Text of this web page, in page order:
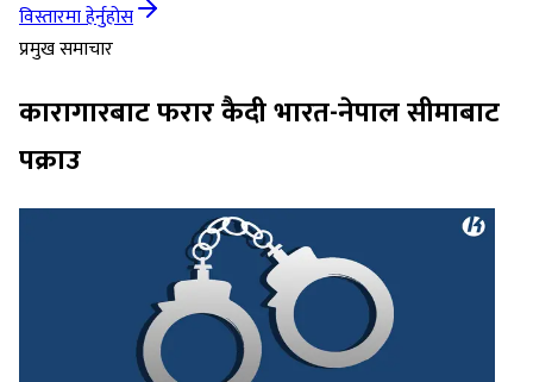
विस्तारमा हेर्नुहोस
प्रमुख समाचार
कारागारबाट फरार कैदी भारत-नेपाल सीमाबाट
पक्राउ